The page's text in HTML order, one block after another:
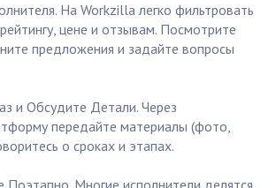
На Workzilla легко фильтровать
цене и отзывам. Посмотрите
предложения и задайте вопросы
и Обсудите Детали. Через
передайте материалы (фото,
о сроках и этапах.